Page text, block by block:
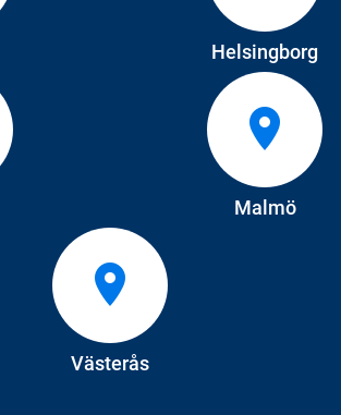
Helsingborg
Malmö
Västerås